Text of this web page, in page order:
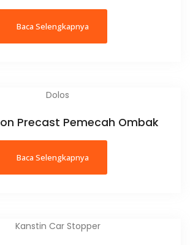
Baca Selengkapnya
Precast Pemecah Ombak
Baca Selengkapnya